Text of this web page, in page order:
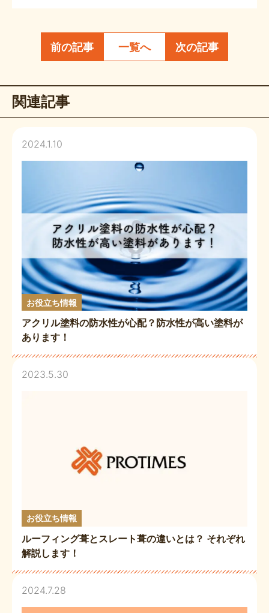
前の記事 一覧へ 次の記事
関連記事
2024.1.10
お役立ち情報
アクリル塗料の防水性が心配？防水性が高い塗料が
あります！
2023.5.30
お役立ち情報
ルーフィング葺とスレート葺の違いとは？ それぞれ
解説します！
2024.7.28